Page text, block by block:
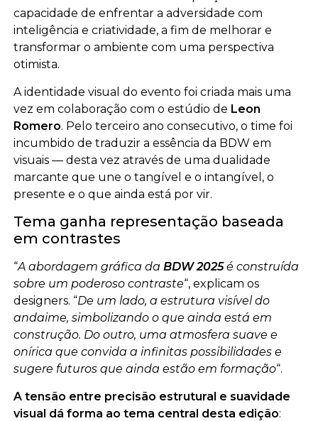
capacidade de enfrentar a adversidade com
inteligência e criatividade, a fim de melhorar e
transformar o ambiente com uma perspectiva
otimista.
A identidade visual do evento foi criada mais uma
vez em colaboração com o estúdio de Leon
Romero. Pelo terceiro ano consecutivo, o time foi
incumbido de traduzir a essência da BDW em
visuais — desta vez através de uma dualidade
marcante que une o tangível e o intangível, o
presente e o que ainda está por vir.
Tema ganha representação baseada
em contrastes
“A abordagem gráfica da BDW 2025é construída
sobre um poderoso contraste“, explicam os
designers. “De um lado, a estrutura visível do
andaime, simbolizando o que ainda está em
construção. Do outro, uma atmosfera suave e
onírica que convida a infinitas possibilidades e
sugere futuros que ainda estão em formação“.
A tensão entre precisão estrutural e suavidade
visual dá forma ao tema central desta edição: